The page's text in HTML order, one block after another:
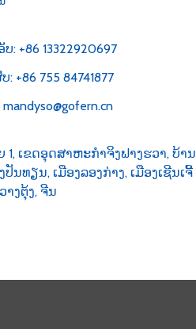
ປະເພດ C USB ac 100-24...
ແຖບໄຟ LED 6v 12v 24v AC
100-240V DC 1...
ບ: +86 13322920697
: +86 755 84741877
mandyso@gofern.cn
1, ເຂດອຸດສາຫະກຳຈິງຟາງຮວາ, ບ້ານ
ປັນທຽນ, ເມືອງລອງກ່າງ, ເມືອງເຊີນເຈີ້
າງຕຸ້ງ, ຈີນ